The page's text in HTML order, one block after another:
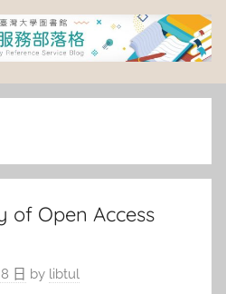
of Open Access
日 by libtul